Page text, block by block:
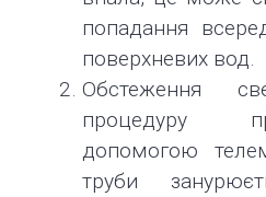
попадання
поверхневих вод.
Обстеження
процедуру
допомогою
труби